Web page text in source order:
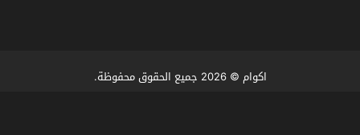
اكوام © 2026 جميع الحقوق محفوظة.